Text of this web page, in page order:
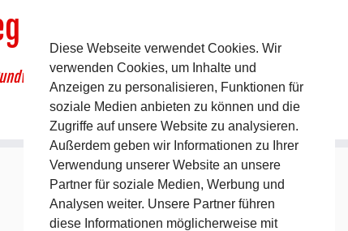
um Pommelsbrunn
Diese Webseite verwendet Cookies. Wir
verwenden Cookies, um Inhalte und
Anzeigen zu personalisieren, Funktionen für
soziale Medien anbieten zu können und die
Zugriffe auf unsere Website zu analysieren.
Außerdem geben wir Informationen zu Ihrer
Verwendung unserer Website an unsere
Partner für soziale Medien, Werbung und
Analysen weiter. Unsere Partner führen
diese Informationen möglicherweise mit